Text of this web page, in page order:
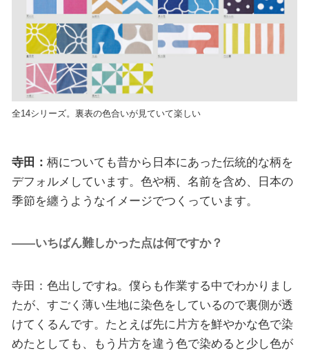
全14シリーズ。裏表の色合いが見ていて楽しい
寺田： 柄についても昔から日本にあった伝統的な柄を
デフォルメしています。色や柄、名前を含め、日本の
季節を纏うようなイメージでつくっています。
――いちばん難しかった点は何ですか？
寺田：色出しですね。僕らも作業する中でわかりまし
たが、すごく薄い生地に染色をしているので裏側が透
けてくるんです。たとえば先に片方を鮮やかな色で染
めたとしても、もう片方を違う色で染めると少し色が